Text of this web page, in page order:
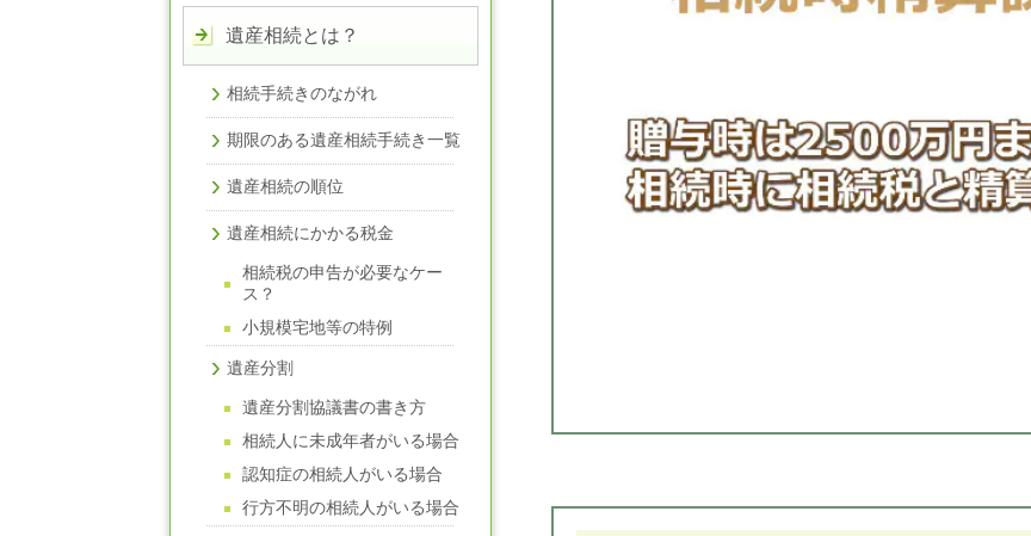
遺産相続とは？
相続手続きのながれ
期限のある遺産相続手続き一覧
遺産相続の順位
遺産相続にかかる税金
相続税の申告が必要なケー
ス？
小規模宅地等の特例
遺産分割
遺産分割協議書の書き方
相続人に未成年者がいる場合
認知症の相続人がいる場合
行方不明の相続人がいる場合